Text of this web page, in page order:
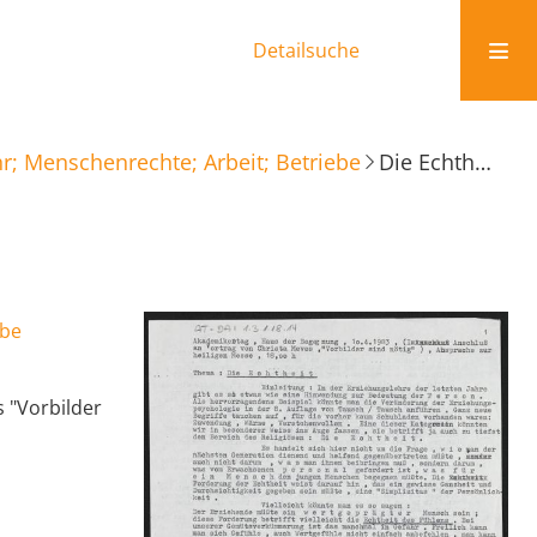
Detailsuche
Menschenrechte; Arbeit; Betriebe Die Echtheit
"Vorbilder